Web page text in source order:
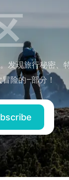
发现旅行秘密、
险的–部分！